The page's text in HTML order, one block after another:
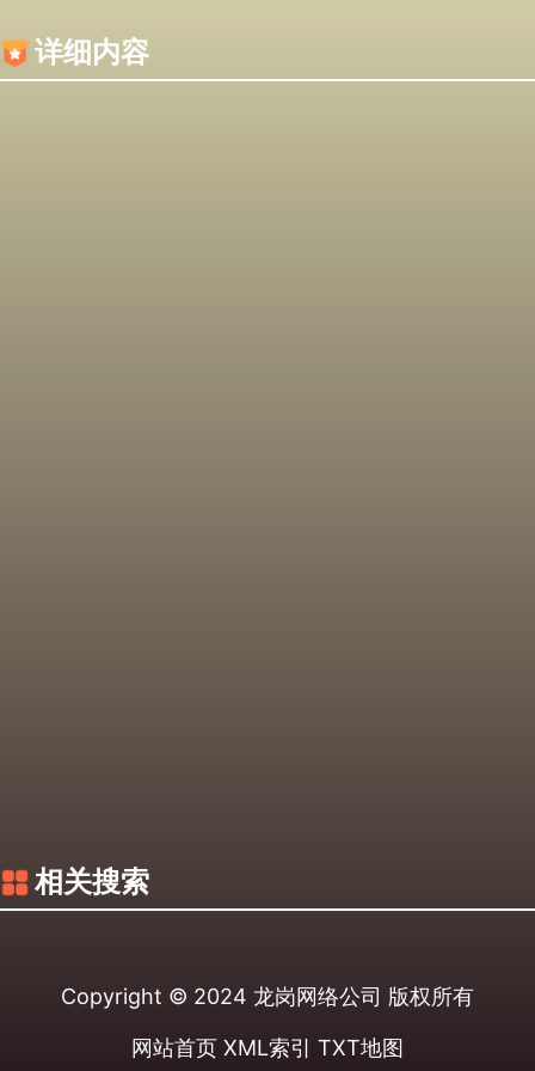
详细内容
相关搜索
Copyright © 2024 龙岗网络公司 版权所有
网站首页 XML索引 TXT地图